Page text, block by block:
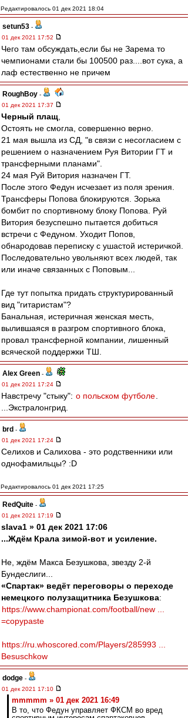
Редактировалось 01 дек 2021 18:04
setun53 -
01 дек 2021 17:52
Чего там обсуждать,если бы не Зарема то
чемпионами стали бы 100500 раз....вот сука, а
лаф естественно не причем
RoughBoy -
01 дек 2021 17:37
Черный плащ
Остоять не смогла, совершенно верно.
21 мая вышла из СД, "в связи с несогласием с
решением о назначением Руя Витории ГТ и
трансферными планами".
24 мая Руй Витория назначен ГТ.
После этого Федун исчезает из поля зрения.
Трансферы Попова блокируются. Зорька
бомбит по спортивному блоку Попова. Руй
Витория безуспешно пытается добиться
встречи с Федуном. Уходит Попов,
обнародовав переписку с ушастой истеричкой.
Последовательно увольняют всех людей, так
или иначе связанных с Поповым...
Где тут попытка придать структурированный
вид "гитаристам"?
Банальная, истеричная женская месть,
вылившаяся в разгром спортивного блока,
провал трансферной компании, лишенный
всяческой поддержки ТШ.
Alex Green -
01 дек 2021 17:24
Навстречу "стыку": о польском футболе
...Экстралонгрид.
brd -
01 дек 2021 17:24
Селихов и Салихова - это родственники или
однофамильцы? :D
Редактировалось 01 дек 2021 17:25
RedQuite -
01 дек 2021 17:19
slava1 » 01 дек 2021 17:06
...Ждём Крала зимой-вот и усиление.
Не, ждём Макса Безушкова, звезду 2-й
Бундеслиги...
«Спартак» ведёт переговоры о переходе
немецкого полузащитника Безушкова:
https://www.championat.com/football/new ...
=copypaste
https://ru.whoscored.com/Players/285993 ...
Besuschkow
dodge -
01 дек 2021 17:10
mmmmm » 01 дек 2021 16:49
В то, что Федун управляет ФКСМ во вред